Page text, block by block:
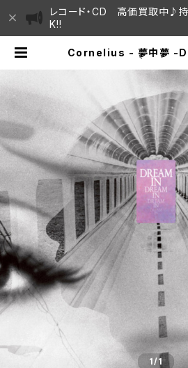
レコード・CD 高価買取中♪
K!!
Cornelius - 夢中夢 -
/ ハレまち通りからすぐ
良いレコード
1/1